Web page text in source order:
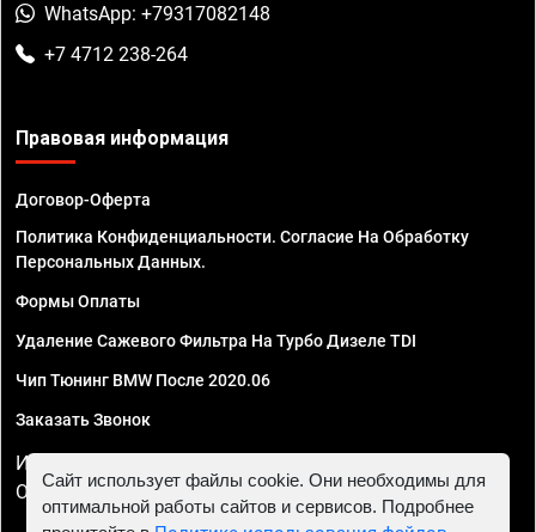
WhatsApp: +79317082148
+7 4712 238-264
Правовая информация
Договор-Оферта
Политика Конфиденциальности. Согласие На Обработку
Персональных Данных.
Формы Оплаты
Удаление Сажевого Фильтра На Турбо Дизеле TDI
Чип Тюнинг BMW После 2020.06
Заказать Звонок
ИП Смирнов Георгий Павлович. ИНН 781302555843,
ОГРНИП 324470400032610
Сайт использует файлы cookie. Они необходимы для
оптимальной работы сайтов и сервисов. Подробнее